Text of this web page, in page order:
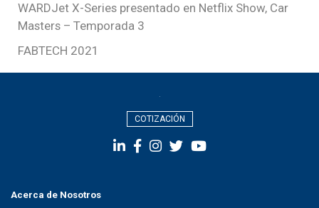
WARDJet X-Series presentado en Netflix Show, Car
Masters – Temporada 3
FABTECH 2021
COTIZACIÓN
Acerca de Nosotros